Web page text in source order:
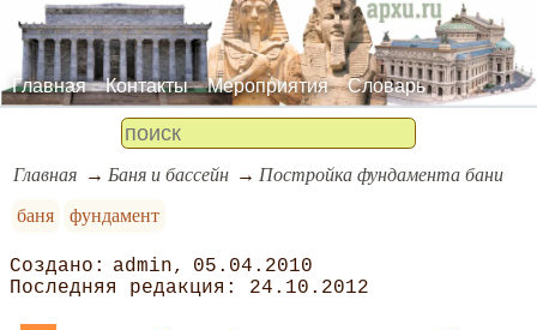
Главная Контакты Мероприятия Словарь
Главная Баня и бассейн
Постройка фундамента бани
баня
фундамент
admin
05.04.2010
24.10.2012